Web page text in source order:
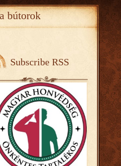
bútorok
Subscribe RSS